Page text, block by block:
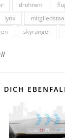
drohnen
lynx
skyranger
DICH